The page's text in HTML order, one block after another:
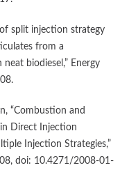
of split injection strategy
from a
biodiesel,” Energy
“Combustion and
in Direct Injection
Injection Strategies,”
doi: 10.4271/2008-01-